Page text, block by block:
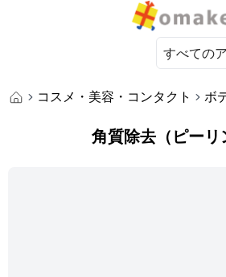
コスメ・美容・コンタクト ボ
角質除去（ピーリ